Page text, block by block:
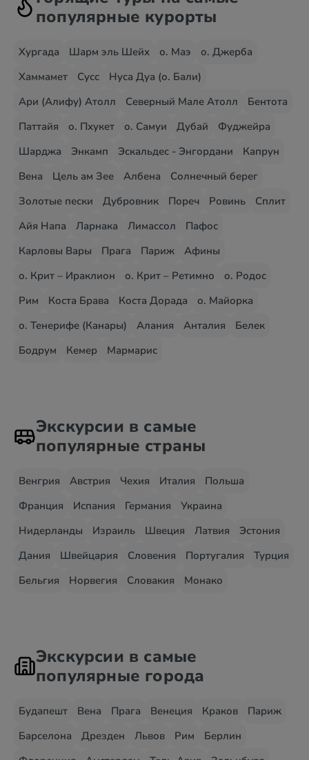
популярные курорты
Хургада Шарм эль Шейх о. Маэ
о. Джерба
Хаммамет
Сусс
Нуса Дуа (о. Бали)
Ари (Алифу) Атолл
Северный Мале Атолл
Бентота
Паттайя
о. Пхукет о. Самуи Дубай
Фуджейра
Шарджа
Энкамп Эскальдес - Энгордани
Капрун
Вена
Цель ам Зее Албена
Солнечный берег
Золотые пески
Дубровник Пореч Ровинь
Сплит
Айя Напа
Ларнака Лимассол
Пафос
Карловы Вары
Прага Париж
Афины
о. Крит – Ираклион
о. Крит – Ретимно
о. Родос
Рим
Коста Брава Коста Дорада
о. Майорка
о. Тенерифе (Канары)
Алания Анталия
Белек
Бодрум
Кемер Мармарис
Экскурсии в самые
популярные страны
Венгрия Австрия Чехия Италия
Польша
Франция
Испания Германия
Украина
Нидерланды
Израиль Швеция Латвия
Эстония
Дания
Швейцария Словения Португалия
Турция
Бельгия
Норвегия Словакия Монако
Экскурсии в самые
популярные города
Будапешт Вена Прага Венеция Краков
Париж
Барселона
Дрезден Львов Рим
Берлин